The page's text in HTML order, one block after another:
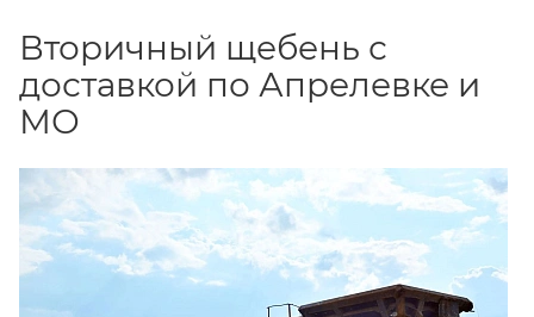
Вторичный щебень с
доставкой по Апрелевке и
МО